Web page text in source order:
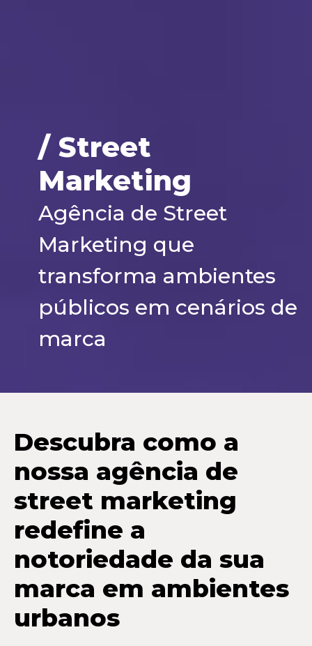
/ Street
Marketing
Agência de Street
Marketing que
transforma ambientes
públicos em cenários de
marca
Descubra como a
nossa agência de
street marketing
redefine a
notoriedade da sua
marca em ambientes
urbanos